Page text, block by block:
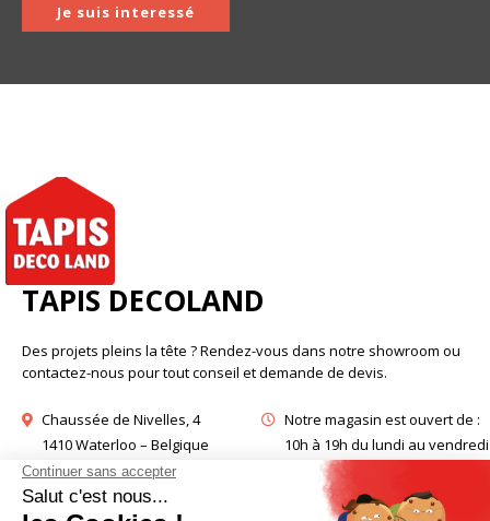
Je suis interessé
TAPIS DECOLAND
Des projets pleins la tête ? Rendez-vous dans notre showroom ou
contactez-nous pour tout conseil et demande de devis.
Chaussée de Nivelles, 4
1410 Waterloo – Belgique
info@tapisdecoland.net
+32 (2) 384 64 23
Notre magasin est ouvert de :
10h à 19h du lundi au vendredi
10h à 18h30 le samedi